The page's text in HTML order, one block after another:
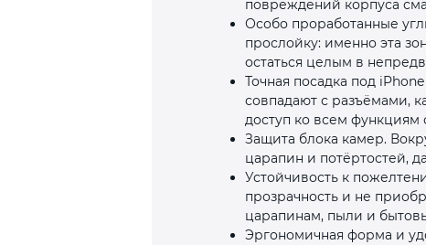
повреждений корпуса
Особо проработанные
прослойку: именно эта
остаться целым в
Точная посадка под
совпадают с разъёмами,
доступ ко всем
Защита блока камер.
царапин и потёртостей,
Устойчивость к
прозрачность и не
царапинам, пыли и
Эргономичная форма и